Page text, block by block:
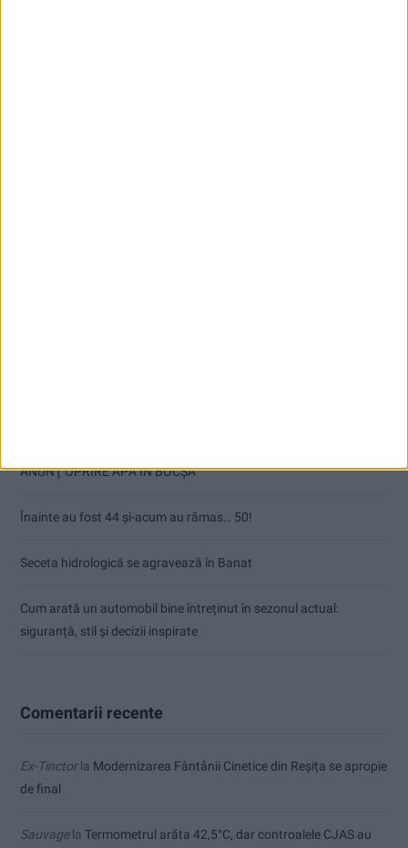
ANUNŢ OPRIRE APĂ ÎN BOCȘA
Înainte au fost 44 și-acum au rămas… 50!
Seceta hidrologică se agravează în Banat
Cum arată un automobil bine întreținut în sezonul actual:
siguranță, stil și decizii inspirate
Comentarii recente
Ex-Tinctorla Modernizarea Fântânii Cinetice din Reșița se apropie
de final
Sauvagela Termometrul arăta 42,5°C, dar controalele CJAS au